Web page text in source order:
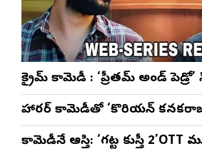
క్రైమ్ కామెడీ : ‘ప్రీతమ్ అండ్ పెడ్రో’
హారర్ కామెడీతో ‘కొరియన్
కామెడీనే ఆస్తి: ‘గట్ట కుస్తీ 2’OTT